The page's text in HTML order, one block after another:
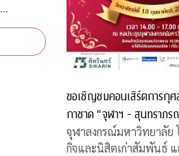
ขอเชิญชมคอนเสิร์ตการกุ
กาชาด “จุฬาฯ - สุนทราภรณ์ สรวลสนาน
กาชาด 100 ปี”
จุฬาลงกรณ์มหาวิทยาลั
กิจและนิสิตเก่าสัมพันธ์ แ